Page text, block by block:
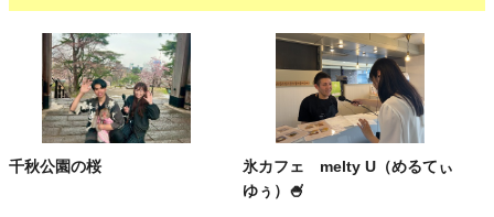
千秋公園の桜
氷カフェ melty U（めるてぃ
ゆぅ）🍧